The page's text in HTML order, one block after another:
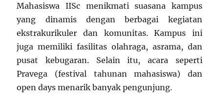
Mahasiswa IISc menikmati suasana kampus
yang dinamis dengan berbagai kegiatan
ekstrakurikuler dan komunitas. Kampus ini
juga memiliki fasilitas olahraga, asrama, dan
pusat kebugaran. Selain itu, acara seperti
Pravega (festival tahunan mahasiswa) dan
open days menarik banyak pengunjung.